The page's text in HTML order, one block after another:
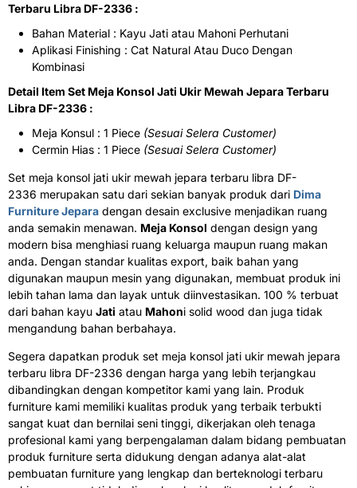
Terbaru Libra DF-2336 :
Bahan Material : Kayu Jati atau Mahoni Perhutani
Aplikasi Finishing : Cat Natural Atau Duco Dengan
Kombinasi
Detail Item Set Meja Konsol Jati Ukir Mewah Jepara Terbaru
Libra DF-2336 :
Meja Konsul : 1 Piece (Sesuai Selera Customer)
Cermin Hias : 1 Piece (Sesuai Selera Customer)
Set meja konsol jati ukir mewah jepara terbaru libra DF-
2336 merupakan satu dari sekian banyak produk dari Dima
Furniture Jepara dengan desain exclusive menjadikan ruang
anda semakin menawan. Meja Konsol dengan design yang
modern bisa menghiasi ruang keluarga maupun ruang makan
anda. Dengan standar kualitas export, baik bahan yang
digunakan maupun mesin yang digunakan, membuat produk ini
lebih tahan lama dan layak untuk diinvestasikan. 100 % terbuat
dari bahan kayu Jati atau Mahoni solid wood dan juga tidak
mengandung bahan berbahaya.
Segera dapatkan produk set meja konsol jati ukir mewah jepara
terbaru libra DF-2336 dengan harga yang lebih terjangkau
dibandingkan dengan kompetitor kami yang lain. Produk
furniture kami memiliki kualitas produk yang terbaik terbukti
sangat kuat dan bernilai seni tinggi, dikerjakan oleh tenaga
profesional kami yang berpengalaman dalam bidang pembuatan
produk furniture serta didukung dengan adanya alat-alat
pembuatan furniture yang lengkap dan berteknologi terbaru